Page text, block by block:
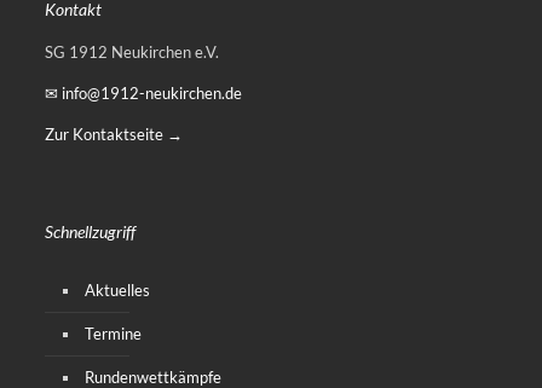
Kontakt
SG 1912 Neukirchen e.V.
✉ info@1912-neukirchen.de
Zur Kontaktseite →
Schnellzugriff
Aktuelles
Termine
Rundenwettkämpfe